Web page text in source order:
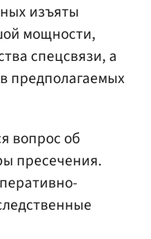
изъяты
мощности,
спецсвязи, а
предполагаемых
вопрос об
пресечения.